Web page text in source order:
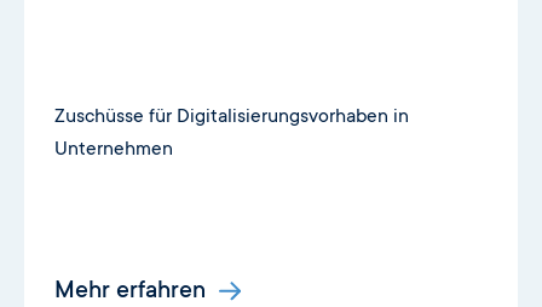
Zuschüsse für Digitalisierungsvorhaben in
Unternehmen
Mehr erfahren